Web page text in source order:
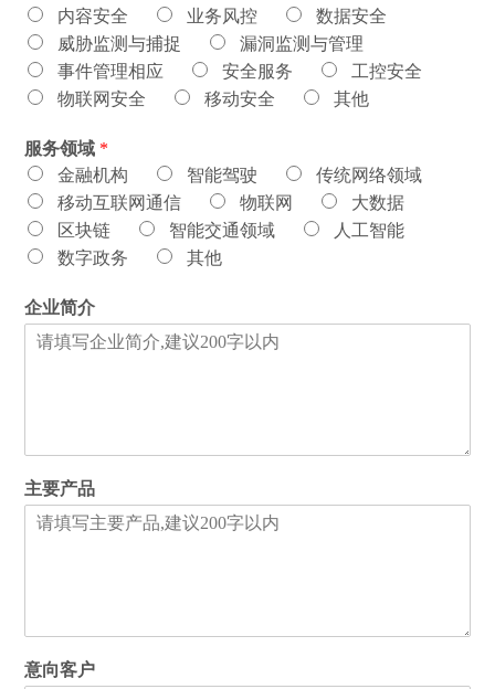
内容安全
业务风控
数据安全
威胁监测与捕捉
漏洞监测与管理
事件管理相应
安全服务
工控安全
物联网安全
移动安全 其他
服务领域 *
金融机构
智能驾驶
传统网络领域
移动互联网通信
物联网
大数据
区块链
智能交通领域
人工智能
数字政务
其他
企业简介
主要产品
意向客户